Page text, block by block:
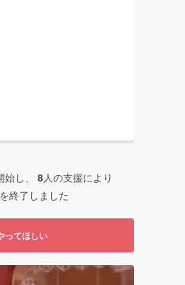
し、 8人の支援により
終了しました
ってほしい